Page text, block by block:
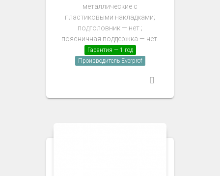
металлические с
пластиковыми накладками;
подголовник — нет ;
поясничная поддержка — нет.
Гарантия — 1 год
Производитель Everprof